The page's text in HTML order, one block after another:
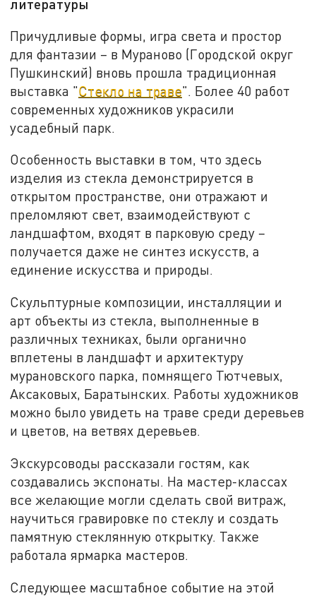
литературы
Причудливые формы, игра света и простор
для фантазии – в Мураново (Городской округ
Пушкинский) вновь прошла традиционная
выставка "Стекло на траве". Более 40 работ
современных художников украсили
усадебный парк.
Особенность выставки в том, что здесь
изделия из стекла демонстрируется в
открытом пространстве, они отражают и
преломляют свет, взаимодействуют с
ландшафтом, входят в парковую среду –
получается даже не синтез искусств, а
единение искусства и природы.
Скульптурные композиции, инсталляции и
арт объекты из стекла, выполненные в
различных техниках, были органично
вплетены в ландшафт и архитектуру
мурановского парка, помнящего Тютчевых,
Аксаковых, Баратынских. Работы художников
можно было увидеть на траве среди деревьев
и цветов, на ветвях деревьев.
Экскурсоводы рассказали гостям, как
создавались экспонаты. На мастер-классах
все желающие могли сделать свой витраж,
научиться гравировке по стеклу и создать
памятную стеклянную открытку. Также
работала ярмарка мастеров.
Следующее масштабное событие на этой